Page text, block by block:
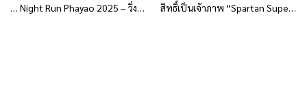
… Night Run Phayao 2025 – วิ่ง
สิทธิ์เป็นเจ้าภาพ “Spartan Super